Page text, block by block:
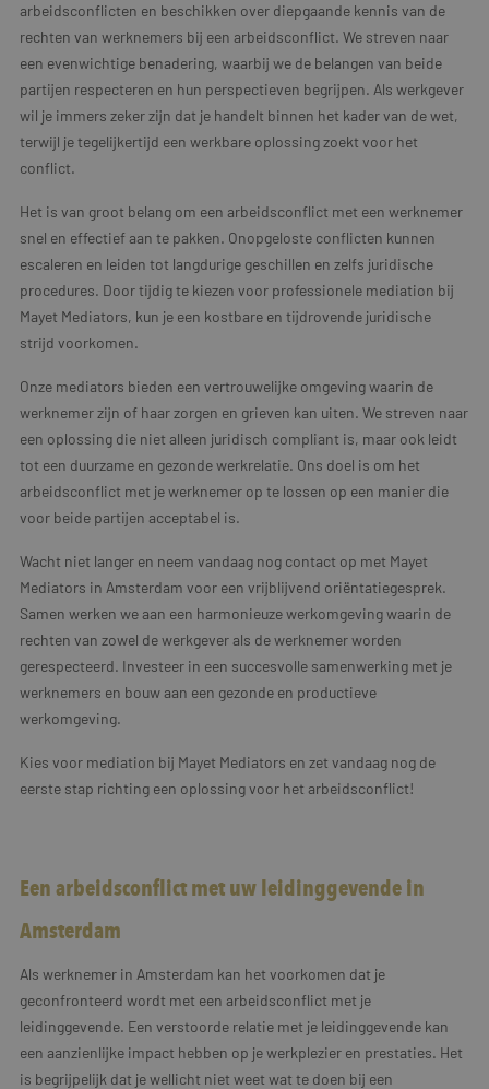
arbeidsconflicten en beschikken over diepgaande kennis van de
rechten van werknemers bij een arbeidsconflict. We streven naar
een evenwichtige benadering, waarbij we de belangen van beide
partijen respecteren en hun perspectieven begrijpen. Als werkgever
wil je immers zeker zijn dat je handelt binnen het kader van de wet,
terwijl je tegelijkertijd een werkbare oplossing zoekt voor het
conflict.
Het is van groot belang om een arbeidsconflict met een werknemer
snel en effectief aan te pakken. Onopgeloste conflicten kunnen
escaleren en leiden tot langdurige geschillen en zelfs juridische
procedures. Door tijdig te kiezen voor professionele mediation bij
Mayet Mediators, kun je een kostbare en tijdrovende juridische
strijd voorkomen.
Onze mediators bieden een vertrouwelijke omgeving waarin de
werknemer zijn of haar zorgen en grieven kan uiten. We streven naar
een oplossing die niet alleen juridisch compliant is, maar ook leidt
tot een duurzame en gezonde werkrelatie. Ons doel is om het
arbeidsconflict met je werknemer op te lossen op een manier die
voor beide partijen acceptabel is.
Wacht niet langer en neem vandaag nog contact op met Mayet
Mediators in Amsterdam voor een vrijblijvend oriëntatiegesprek.
Samen werken we aan een harmonieuze werkomgeving waarin de
rechten van zowel de werkgever als de werknemer worden
gerespecteerd. Investeer in een succesvolle samenwerking met je
werknemers en bouw aan een gezonde en productieve
werkomgeving.
Kies voor mediation bij Mayet Mediators en zet vandaag nog de
eerste stap richting een oplossing voor het arbeidsconflict!
Een arbeidsconflict met uw leidinggevende in
Amsterdam
Als werknemer in Amsterdam kan het voorkomen dat je
geconfronteerd wordt met een arbeidsconflict met je
leidinggevende. Een verstoorde relatie met je leidinggevende kan
een aanzienlijke impact hebben op je werkplezier en prestaties. Het
is begrijpelijk dat je wellicht niet weet wat te doen bij een